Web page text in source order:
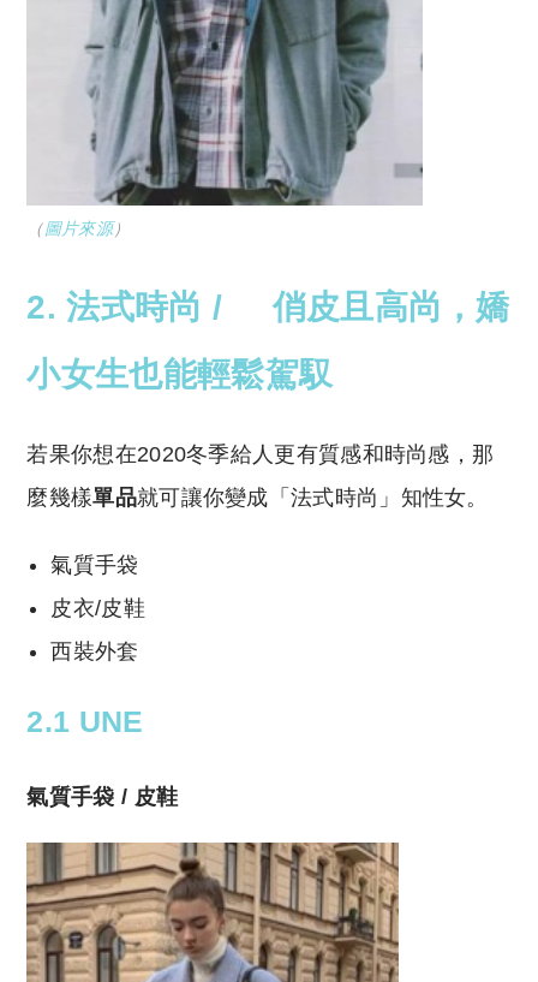
（圖片來源）
2. 法式時尚 / 俏皮且高尚，嬌
小女生也能輕鬆駕馭
若果你想在2020冬季給人更有質感和時尚感，那
麼幾樣單品就可讓你變成「法式時尚」知性女。
氣質手袋
皮衣/皮鞋
西裝外套
2.1 UNE
氣質手袋 / 皮鞋